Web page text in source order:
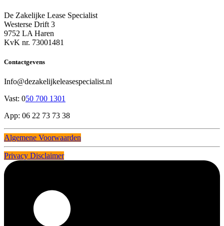
De Zakelijke Lease Specialist
Westerse Drift 3
9752 LA Haren
KvK nr. 73001481
Contactgevens
Info@dezakelijkeleasespecialist.nl
Vast: 050 700 1301
App: 06 22 73 73 38
Algemene Voorwaarden
Privacy Disclaimer